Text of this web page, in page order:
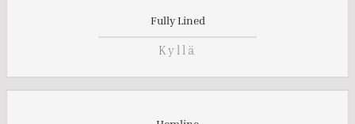
Fully Lined
Kyllä